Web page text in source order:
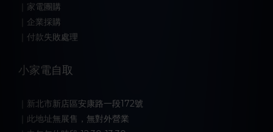
｜家電團購
｜企業採購
｜付款失敗處理
小家電自取
｜新北市新店區安康路一段172號
｜此地址無展售，無對外營業